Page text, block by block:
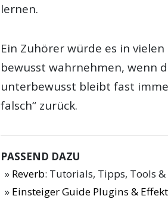
lernen.
Ein Zuhörer würde es in
bewusst wahrnehmen, wenn
unterbewusst bleibt fast
falsch“ zurück.
PASSEND DAZU
Reverb: Tutorials, Tipps, Tools &
Einsteiger Guide Plugins &